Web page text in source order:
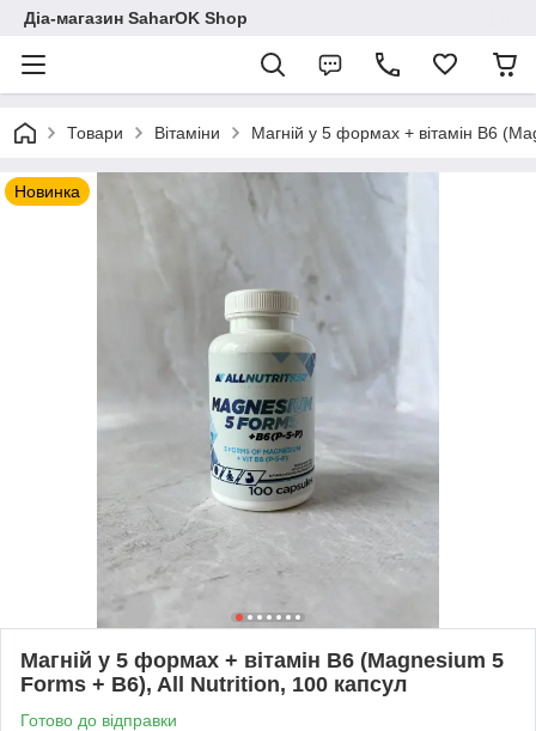
Діа-магазин SaharOK Shop
Товари Вітаміни Магній у 5 формах + вітамін B6
Новинка
Магній у 5 формах + вітамін B6 (Magnesium 5
Forms + B6), All Nutrition, 100 капсул
Готово до відправки